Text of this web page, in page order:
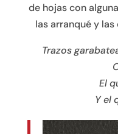
de hojas con
las arranqué y
Trazos
El
Y el